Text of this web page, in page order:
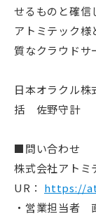
せるものと確信
アトミテック
質なクラウドサ
日本オラクル
括 佐野守計
■問い合わせ
株式会社アトミ
UR： https://
・営業担当者